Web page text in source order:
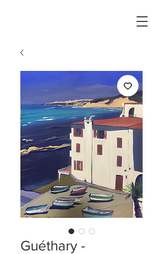
Guéthary -